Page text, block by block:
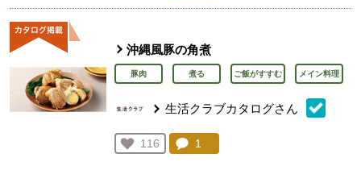
沖縄風豚の角煮
豚肉 煮る ご飯がすすむ メイン料理
生活クラブカタログさん
お気に入り登録：
116
人が登録
コメント：
1